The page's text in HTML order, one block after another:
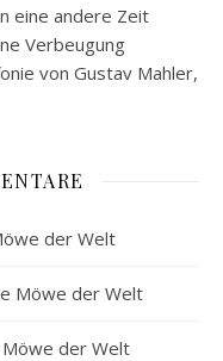
eine andere Zeit
Verbeugung
von Gustav Mahler,
der Welt
Möwe der Welt
der Welt